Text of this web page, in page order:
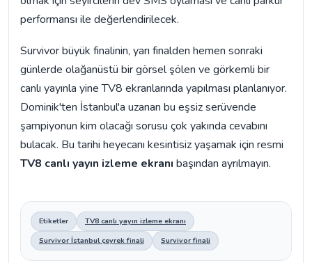
performansı ile değerlendirilecek.
Survivor büyük finalinin, yarı finalden hemen sonraki
günlerde olağanüstü bir görsel şölen ve görkemli bir
canlı yayınla yine TV8 ekranlarında yapılması planlanıyor.
Dominik'ten İstanbul'a uzanan bu eşsiz serüvende
şampiyonun kim olacağı sorusu çok yakında cevabını
bulacak. Bu tarihi heyecanı kesintisiz yaşamak için resmi
TV8 canlı yayın izleme ekranı başından ayrılmayın.
Etiketler
TV8 canlı yayın izleme ekranı
Survivor İstanbul çeyrek finali
Survivor finali